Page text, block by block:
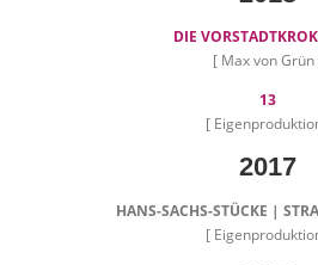
DIE
[ Max von Grün
13
[
2017
HANS-SACHS-STÜCKE |
[